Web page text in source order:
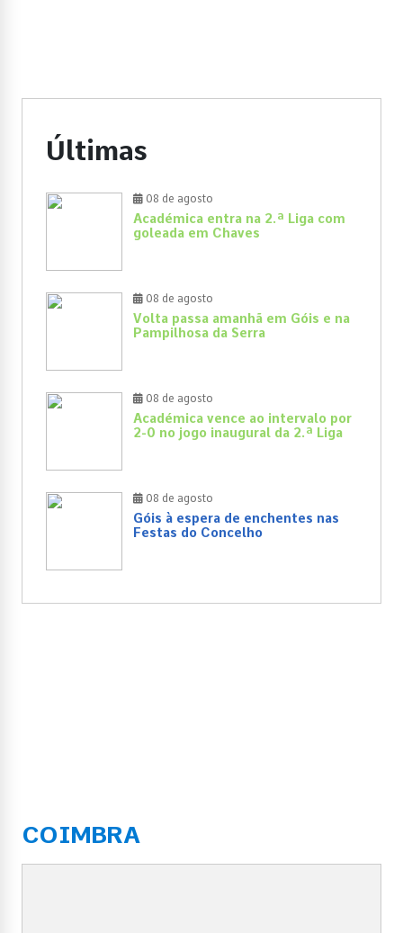
Últimas
08 de agosto
Académica entra na 2.ª Liga com
goleada em Chaves
08 de agosto
Volta passa amanhã em Góis e na
Pampilhosa da Serra
08 de agosto
Académica vence ao intervalo por
2-0 no jogo inaugural da 2.ª Liga
08 de agosto
Góis à espera de enchentes nas
Festas do Concelho
COIMBRA